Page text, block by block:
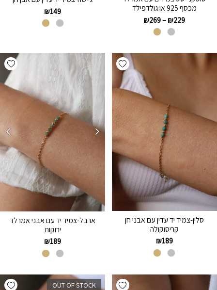
מכסף 925 או גולדפילד
₪229
–
₪269
₪149
Add wishlist
סלין-צמיד יד עדין עם אבני חן
קריסוקולה
₪189
ארבל-צמיד יד עם אבני אמרלד
ירוקות
₪189
Add wishlist
OUT OF STOCK